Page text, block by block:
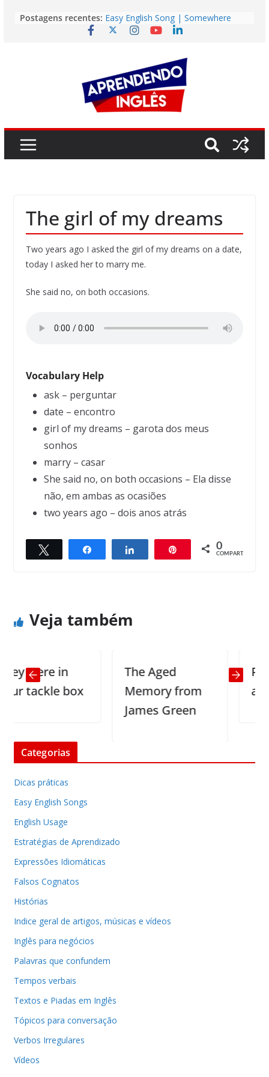
para
Postagens recentes: Easy English Song | Somewhere
Over the Rainbow (Israel
Melody (Alex North)
Vídeo | How I m using NotebookLM
to power up my language learning
Vídeo | Do imaginary friends make
you smarter?
Story | Brasília: The City That Rose
The girl of my dreams
Two years ago I asked the girl of my dreams on a date,
today I asked her to marry me.
She said no, on both occasions.
Vocabulary Help
ask – perguntar
date – encontro
girl of my dreams – garota dos meus
sonhos
marry – casar
She said no, on both occasions – Ela disse
não, em ambas as ocasiões
two years ago – dois anos atrás
Compartilhar Compartilhar 0
COMPART.
← Previous
Next →
Veja também
were in
tackle box
The Aged
Memory from
James Green
and
Categorias
Dicas práticas
Easy English Songs
English Usage
Estratégias de Aprendizado
Expressões Idiomáticas
Falsos Cognatos
Histórias
Indice geral de artigos, músicas e vídeos
Inglês para negócios
Palavras que confundem
Tempos verbais
Textos e Piadas em Inglês
Tópicos para conversação
Verbos Irregulares
Vídeos